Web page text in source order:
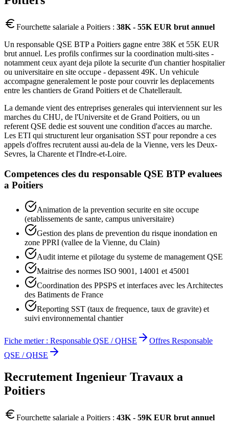
Fourchette salariale a Poitiers : 38K - 55K EUR brut annuel
Un responsable QSE BTP a Poitiers gagne entre 38K et 55K EUR
brut annuel. Les profils confirmes sur la coordination multi-sites -
notamment ceux ayant deja pilote la securite d'un chantier hospitalier
ou universitaire en site occupe - depassent 49K. Un vehicule
accompagne generalement le poste pour couvrir les deplacements
entre les chantiers de Grand Poitiers et de Chatellerault.
La demande vient des entreprises generales qui interviennent sur les
marches du CHU, de l'Universite et de Grand Poitiers, ou un
referent QSE dedie est souvent une condition d'acces au marche.
Les ETI qui structurent leur organisation SST pour repondre a ces
appels d'offres recrutent aussi au-dela de la Vienne, vers les Deux-
Sevres, la Charente et l'Indre-et-Loire.
Competences cles du responsable QSE BTP evaluees
a Poitiers
Animation de la prevention securite en site occupe
(etablissements de sante, campus universitaire)
Gestion des plans de prevention du risque inondation en
zone PPRI (vallee de la Vienne, du Clain)
Audit interne et pilotage du systeme de management QSE
Maitrise des normes ISO 9001, 14001 et 45001
Coordination des PPSPS et interfaces avec les Architectes
des Batiments de France
Reporting SST (taux de frequence, taux de gravite) et
suivi environnemental chantier
Fiche metier : Responsable QSE / QHSE Offres Responsable
QSE / QHSE
Recrutement Ingenieur Travaux a
Poitiers
Fourchette salariale a Poitiers : 43K - 59K EUR brut annuel